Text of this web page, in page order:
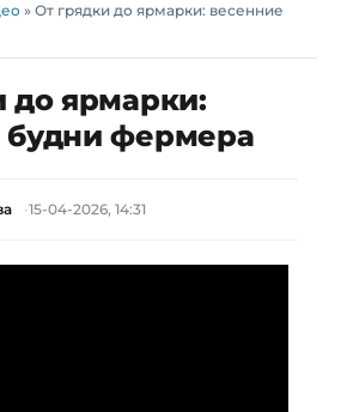
» От грядки до ярмарки: весенние
до ярмарки:
будни фермера
15-04-2026, 14:31